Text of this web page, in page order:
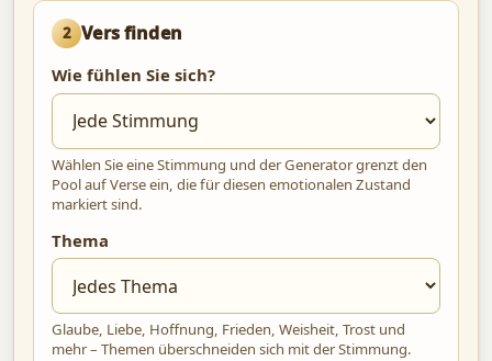
2 Vers finden
Wie fühlen Sie sich?
Wählen Sie eine Stimmung und der Generator grenzt den
Pool auf Verse ein, die für diesen emotionalen Zustand
markiert sind.
Thema
Glaube, Liebe, Hoffnung, Frieden, Weisheit, Trost und
mehr – Themen überschneiden sich mit der Stimmung.